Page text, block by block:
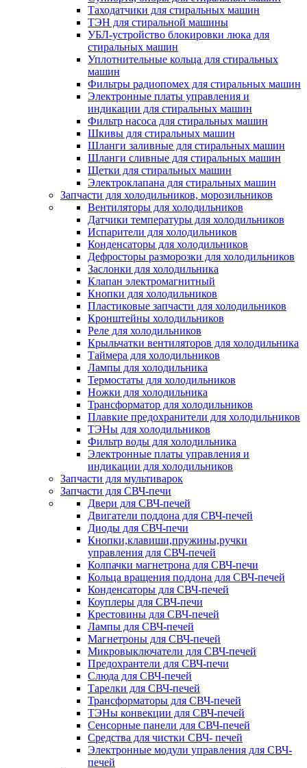
Таходатчики для стиральных машин
ТЭН для стиральной машины
УБЛ-устройство блокировки люка для
стиральных машин
Уплотнительные кольца для стиральных
машин
Фильтры радиопомех для стиральных машин
Электронные платы управления и
индикации для стиральных машин
Фильтр насоса для стиральных машин
Шкивы для стиральных машин
Шланги заливные для стиральных машин
Шланги сливные для стиральных машин
Щетки для стиральных машин
Электроклапана для стиральных машин
Запчасти для холодильников, морозильников
Вентиляторы для холодильников
Датчики температуры для холодильников
Испарители для холодильников
Конденсаторы для холодильников
Дефросторы разморозки для холодильников
Заслонки для холодильника
Клапан электромагнитный
Кнопки для холодильников
Пластиковые запчасти для холодильников
Кронштейны холодильников
Реле для холодильников
Крыльчатки вентиляторов для холодильника
Таймера для холодильников
Лампы для холодильника
Термостаты для холодильников
Ножки для холодильника
Трансформатор для холодильников
Плавкие предохранители для холодильников
ТЭНы для холодильников
Фильтр воды для холодильника
Электронные платы управления и
индикации для холодильников
Запчасти для мультиварок
Запчасти для СВЧ-печи
Двери для СВЧ-печей
Двигатели поддона для СВЧ-печей
Диоды для СВЧ-печи
Кнопки,клавиши,пружины,ручки
управления для СВЧ-печей
Колпачки магнетрона для СВЧ-печи
Кольца вращения поддона для СВЧ-печей
Конденсаторы для СВЧ-печей
Коуплеры для СВЧ-печи
Крестовины для СВЧ-печей
Лампы для СВЧ-печей
Магнетроны для СВЧ-печей
Микровыключатели для СВЧ-печей
Предохрантели для СВЧ-печи
Слюда для СВЧ-печей
Тарелки для СВЧ-печей
Трансформаторы для СВЧ-печей
ТЭНы конвекции для СВЧ-печей
Сенсорные панели для СВЧ-печей
Средства для чистки СВЧ- печей
Электронные модули управления для СВЧ-
печей